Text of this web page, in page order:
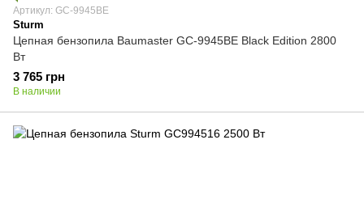
Артикул: GC-9945BE
Sturm
Цепная бензопила Baumaster GC-9945BE Black Edition 2800
Вт
3 765 грн
В наличии